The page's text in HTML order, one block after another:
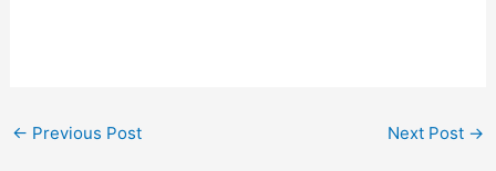
← Previous Post Next Post →